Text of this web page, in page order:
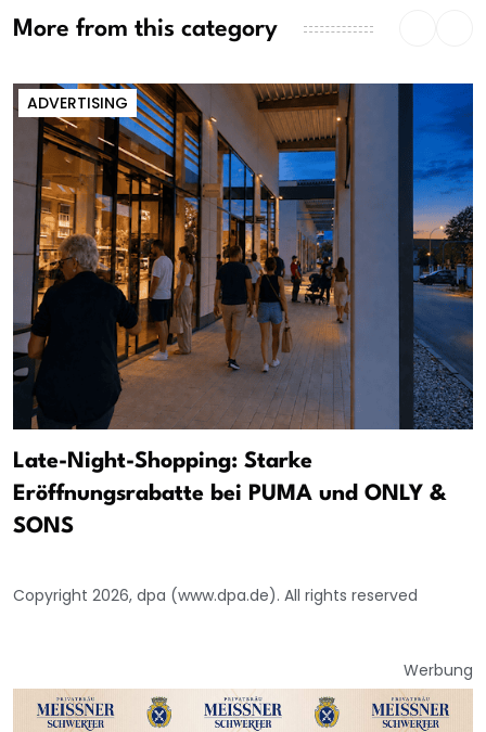
More from this category
ADVERTISING
Late-Night-Shopping: Starke
Eröffnungsrabatte bei PUMA und ONLY &
SONS
Copyright 2026, dpa (www.dpa.de). All rights reserved
Werbung